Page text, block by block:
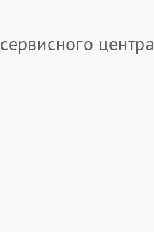
центра